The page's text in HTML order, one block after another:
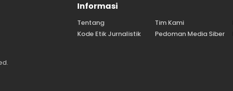
Informasi
Tentang Tim Kami
Kode Etik Jurnalistik
Pedoman Media Siber